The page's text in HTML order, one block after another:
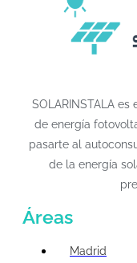
SOLARINSTALA
de energía
pasarte al
de la energía
Áreas
Madrid